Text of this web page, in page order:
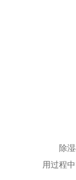
除湿机
用过程